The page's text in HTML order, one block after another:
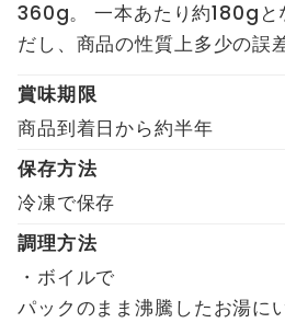
360g。 一本あたり約180gと
だし、商品の性質上多少の誤
賞味期限
商品到着日から約半年
保存方法
冷凍で保存
調理方法
・ボイルで
パックのまま沸騰したお湯に